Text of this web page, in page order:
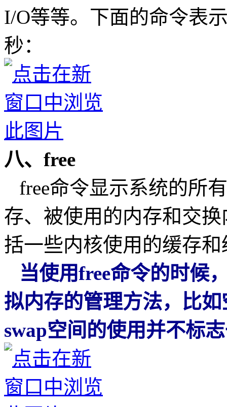
I/O等等。下面的命令表
秒：
八、free
free命令显示系统的所
存、被使用的内存和交
括一些内核使用的缓存
当使用free命令的时候
拟内存的管理方法，比
swap空间的使用并不标